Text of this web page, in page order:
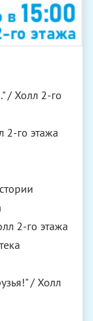
/ Холл 2-го
2-го этажа
2-го этажа
/ Холл